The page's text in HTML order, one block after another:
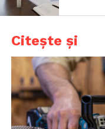
Citește și